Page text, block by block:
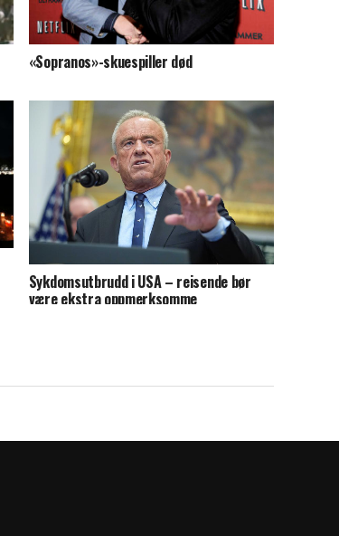
«Sopranos»-skuespiller død
Sykdomsutbrudd i USA – reisende bør
være ekstra oppmerksomme